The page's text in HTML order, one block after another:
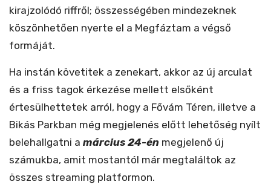
kirajzolódó riffről; összességében mindezeknek
köszönhetően nyerte el a Megfáztam a végső
formáját.
Ha instán követitek a zenekart, akkor az új arculat
és a friss tagok érkezése mellett elsőként
értesülhettetek arról, hogy a Fővám Téren, illetve a
Bikás Parkban még megjelenés előtt lehetőség nyílt
belehallgatni a március 24-én megjelenő új
számukba, amit mostantól már megtaláltok az
összes streaming platformon.